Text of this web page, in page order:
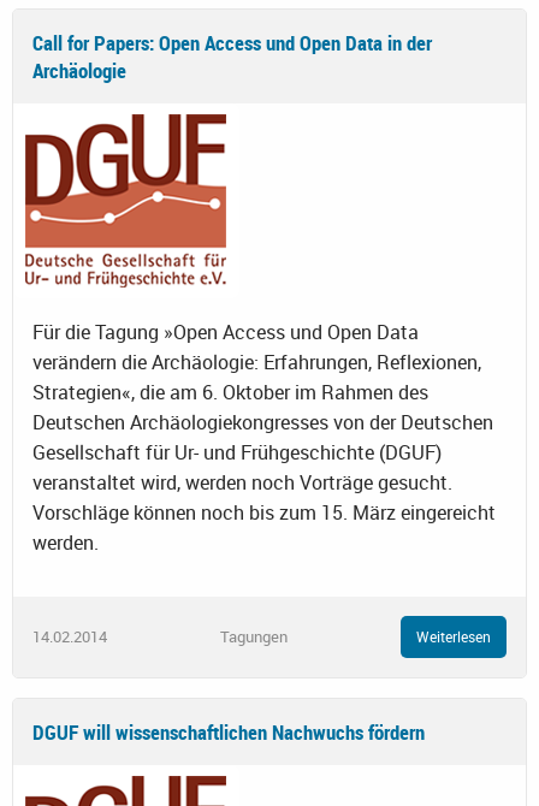
Call for Papers: Open Access und Open Data in der
Archäologie
Für die Tagung »Open Access und Open Data
verändern die Archäologie: Erfahrungen, Reflexionen,
Strategien«, die am 6. Oktober im Rahmen des
Deutschen Archäologiekongresses von der Deutschen
Gesellschaft für Ur- und Frühgeschichte (DGUF)
veranstaltet wird, werden noch Vorträge gesucht.
Vorschläge können noch bis zum 15. März eingereicht
werden.
14.02.2014 Tagungen Weiterlesen
DGUF will wissenschaftlichen Nachwuchs fördern